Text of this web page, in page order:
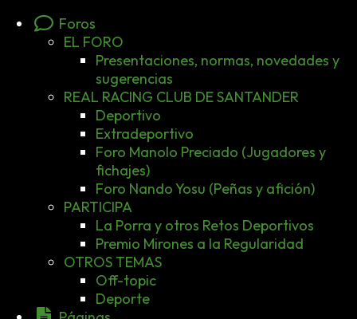
Foros
EL FORO
Presentaciones, normas, novedades y
sugerencias
REAL RACING CLUB DE SANTANDER
Deportivo
Extradeportivo
Foro Manolo Preciado (Jugadores y
fichajes)
Foro Nando Yosu (Peñas y afición)
PARTICIPA
La Porra y otros Retos Deportivos
Premio Mirones a la Regularidad
OTROS TEMAS
Off-topic
Deporte